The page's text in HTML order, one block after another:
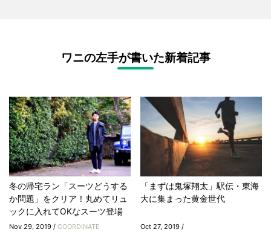
ワニの左手が書いた新着記事
冬の帰宅ラン「スーツどうする
か問題」をクリア！丸めてリュ
ックに入れてOKなスーツ登場
Nov 29, 2019 / COORDINATE
「まずは鬼塚翔太」駅伝・東海
大に集まった黄金世代
Oct 27, 2019 /